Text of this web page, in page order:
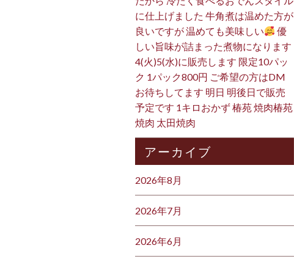
に仕上げました 牛角煮は温めた方が
良いですが 温めても美味しい
優
しい旨味が詰まった煮物になります
4(火)5(水)に販売します 限定10パッ
ク 1パック800円 ご希望の方はDM
お待ちしてます 明日 明後日で販売
予定です 1キロおかず 椿苑 焼肉椿苑
焼肉 太田焼肉
アーカイブ
2026年8月
2026年7月
2026年6月